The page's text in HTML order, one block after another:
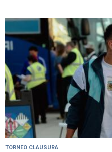
TORNEO CLAUSURA